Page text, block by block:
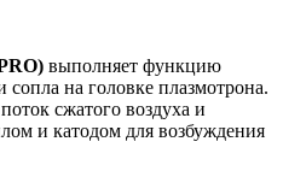
выполняет функцию
на головке плазмотрона.
сжатого воздуха и
и катодом для возбуждения